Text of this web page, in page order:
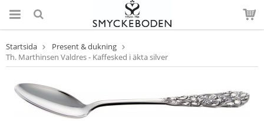
Startsida
Present & dukning
Th. Marthinsen Valdres - Kaffesked i äkta silver